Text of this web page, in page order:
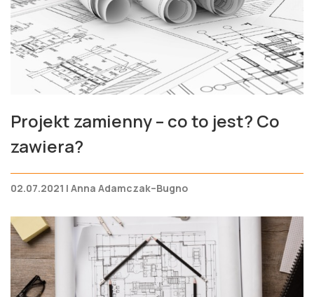
Projekt zamienny – co to jest? Co
zawiera?
02.07.2021 | Anna Adamczak–Bugno